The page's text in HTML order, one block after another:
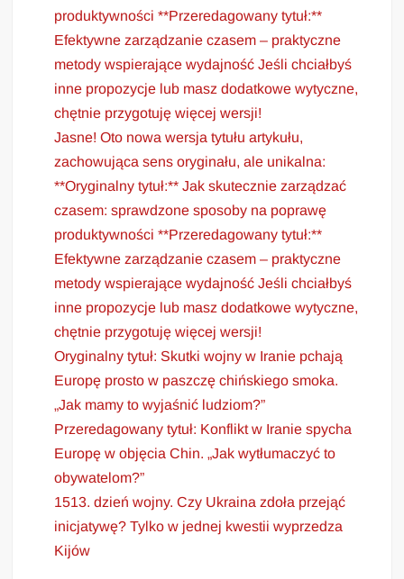
produktywności **Przeredagowany tytuł:**
Efektywne zarządzanie czasem – praktyczne
metody wspierające wydajność Jeśli chciałbyś
inne propozycje lub masz dodatkowe wytyczne,
chętnie przygotuję więcej wersji!
Jasne! Oto nowa wersja tytułu artykułu,
zachowująca sens oryginału, ale unikalna:
**Oryginalny tytuł:** Jak skutecznie zarządzać
czasem: sprawdzone sposoby na poprawę
produktywności **Przeredagowany tytuł:**
Efektywne zarządzanie czasem – praktyczne
metody wspierające wydajność Jeśli chciałbyś
inne propozycje lub masz dodatkowe wytyczne,
chętnie przygotuję więcej wersji!
Oryginalny tytuł: Skutki wojny w Iranie pchają
Europę prosto w paszczę chińskiego smoka.
„Jak mamy to wyjaśnić ludziom?”
Przeredagowany tytuł: Konflikt w Iranie spycha
Europę w objęcia Chin. „Jak wytłumaczyć to
obywatelom?”
1513. dzień wojny. Czy Ukraina zdoła przejąć
inicjatywę? Tylko w jednej kwestii wyprzedza
Kijów